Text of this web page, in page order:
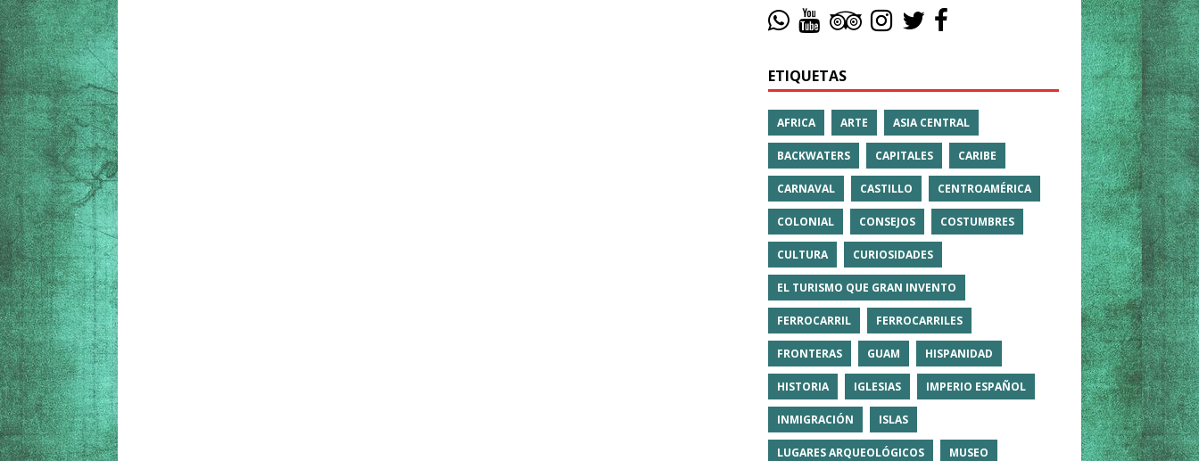
ETIQUETAS
AFRICA ARTE ASIA CENTRAL
BACKWATERS CAPITALES CARIBE
CARNAVAL CASTILLO CENTROAMÉRICA
COLONIAL CONSEJOS COSTUMBRES
CULTURA CURIOSIDADES
EL TURISMO QUE GRAN INVENTO
FERROCARRIL FERROCARRILES
FRONTERAS GUAM HISPANIDAD
HISTORIA IGLESIAS IMPERIO ESPAÑOL
INMIGRACIÓN ISLAS
LUGARES ARQUEOLÓGICOS MUSEO